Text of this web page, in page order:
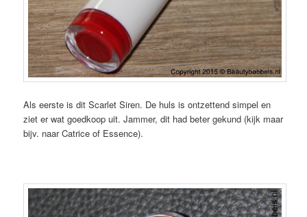
Als eerste is dit Scarlet Siren. De huls is ontzettend simpel en
ziet er wat goedkoop uit. Jammer, dit had beter gekund (kijk maar
bijv. naar Catrice of Essence).